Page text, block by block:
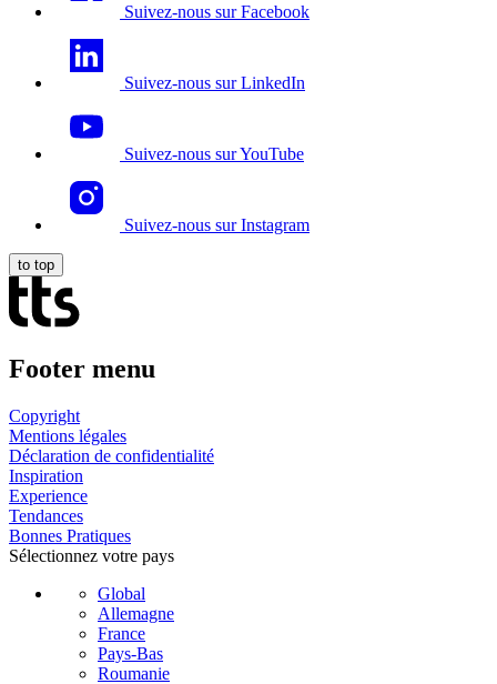
Suivez-nous sur Facebook
Suivez-nous sur LinkedIn
Suivez-nous sur YouTube
Suivez-nous sur Instagram
to top
Footer menu
Copyright
Mentions légales
Déclaration de confidentialité
Inspiration
Experience
Tendances
Bonnes Pratiques
Sélectionnez votre pays
Global
Allemagne
France
Pays-Bas
Roumanie